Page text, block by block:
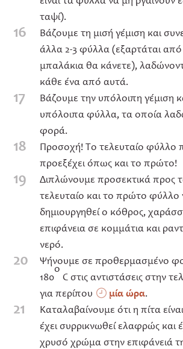
ταψί).
16
Βάζουμε τη μισή γέμιση και
άλλα 2-3 φύλλα (εξαρτάται
μπαλάκια θα κάνετε),
κάθε ένα από αυτά.
17
Βάζουμε την υπόλοιπη γέμιση
υπόλοιπα φύλλα, τα οποία
φορά.
18
Προσοχή! Το τελευταίο φύλλο
προεξέχει όπως και το πρώτο!
19
Διπλώνουμε προσεκτικά προς
τελευταίο και το πρώτο φύλλο
δημιουργηθεί ο κόθρος,
επιφάνεια σε κομμάτια και
νερό.
20
Ψήνουμε σε προθερμασμένο
180
ο
C στις αντιστάσεις στην
για περίπου
μία ώρα.
21
Καταλαβαίνουμε ότι η πίτα
έχει συρρικνωθεί ελαφρώς και
χρυσό χρώμα στην επιφάνειά